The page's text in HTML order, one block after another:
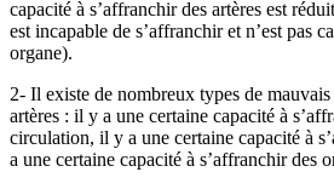
capacité à s’affranchir des artères est
est incapable de s’affranchir et n’est pas
organe).
2- Il existe de nombreux types de mauvais
artères : il y a une certaine capacité à
circulation, il y a une certaine capacité à
a une certaine capacité à s’affranchir des